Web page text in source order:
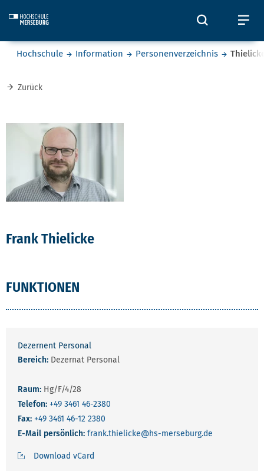
Öffnet
Sie befinden sich hier:
Hochschule Information Personenverzeichnis
Zurück
Frank Thielicke
FUNKTIONEN
Dezernent Personal
Bereich: Dezernat Personal
Raum: Hg/F/4/28
Telefon: +49 3461 46-2380
Fax: +49 3461 46-12 2380
E-Mail persönlich: frank.thielicke@hs-merseburg.de
Download vCard